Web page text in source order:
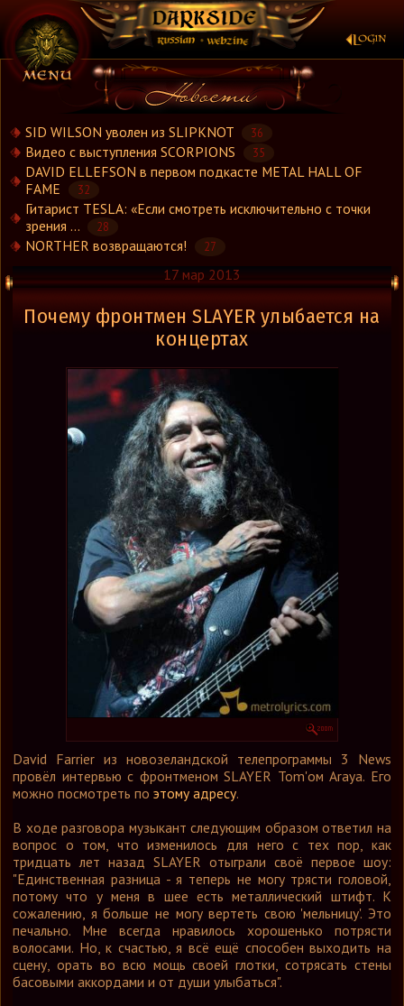
×
Новости
Новости.Рус
Репортажи
Рецензии
Интервью
Стили
Графика
Форум
Ссылки
Контакты
SID WILSON уволен из SLIPKNOT 36
Видео с выступления SCORPIONS 35
DAVID ELLEFSON в первом подкасте METAL HALL OF
FAME
32
Гитарист TESLA: «Если смотреть исключительно с точки
зрения ...
28
NORTHER возвращаются! 27
17 мар 2013
Почему фронтмен SLAYER улыбается на
концертах
David Farrier из новозеландской телепрограммы 3 News
провёл интервью с фронтменом SLAYER Tom'ом Araya. Его
можно посмотреть по этому адресу.
В ходе разговора музыкант следующим образом ответил на
вопрос о том, что изменилось для него с тех пор, как
тридцать лет назад SLAYER отыграли своё первое шоу:
"Единственная разница - я теперь не могу трясти головой,
потому что у меня в шее есть металлический штифт. К
сожалению, я больше не могу вертеть свою 'мельницу'. Это
печально. Мне всегда нравилось хорошенько потрясти
волосами. Но, к счастью, я всё ещё способен выходить на
сцену, орать во всю мощь своей глотки, сотрясать стены
басовыми аккордами и от души улыбаться".